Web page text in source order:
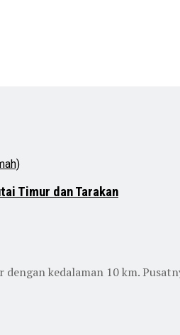
Timur dan Tarakan
kedalaman 10 km.